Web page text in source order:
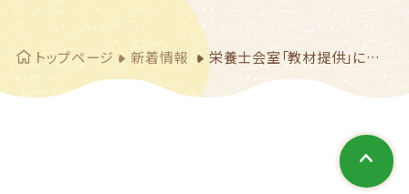
トップページ 新着情報 栄養士会室「教材提供」について更新しました！